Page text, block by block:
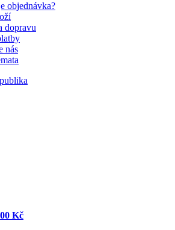
objednávka?
dopravu
nás
Kč